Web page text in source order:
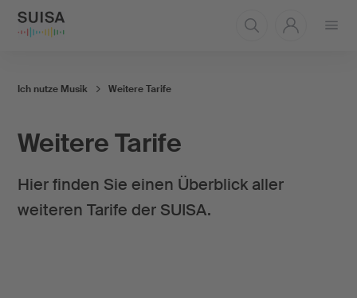
Weitere Tarife
Hier finden Sie einen Überblick aller
weiteren Tarife der SUISA.
Ich nutze Musik Weitere Tarife